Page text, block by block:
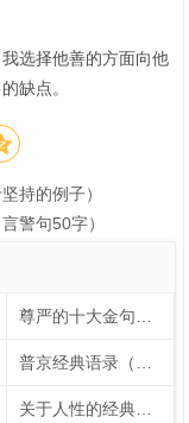
选择他善的方面向他
缺点。
持的例子）
警句50字）
关于人性的经典名言（关于人性的24个经典表述）